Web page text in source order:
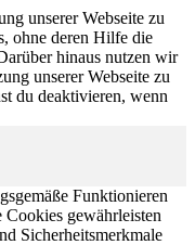
unserer Webseite zu
ohne deren Hilfe die
hinaus nutzen wir
unserer Webseite zu
du deaktivieren, wenn
Funktionieren
gewährleisten
Sicherheitsmerkmale